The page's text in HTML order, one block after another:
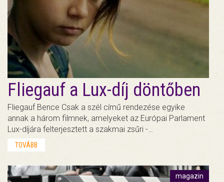
Fliegauf a Lux-díj döntőben
Fliegauf Bence Csak a szél című rendezése egyike
annak a három filmnek, amelyeket az Európai Parlament
Lux-díjára felterjesztett a szakmai zsűri -…
TOVÁBB
magazin